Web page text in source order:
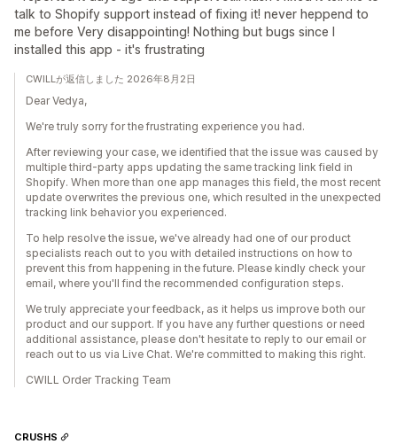
talk to Shopify support instead of fixing it! never heppend to
me before Very disappointing! Nothing but bugs since I
installed this app - it's frustrating
CWILLが返信しました 2026年8月2日
Dear Vedya,
We're truly sorry for the frustrating experience you had.
After reviewing your case, we identified that the issue was caused by
multiple third-party apps updating the same tracking link field in
Shopify. When more than one app manages this field, the most recent
update overwrites the previous one, which resulted in the unexpected
tracking link behavior you experienced.
To help resolve the issue, we've already had one of our product
specialists reach out to you with detailed instructions on how to
prevent this from happening in the future. Please kindly check your
email, where you'll find the recommended configuration steps.
We truly appreciate your feedback, as it helps us improve both our
product and our support. If you have any further questions or need
additional assistance, please don't hesitate to reply to our email or
reach out to us via Live Chat. We're committed to making this right.
CWILL Order Tracking Team
CRUSHS